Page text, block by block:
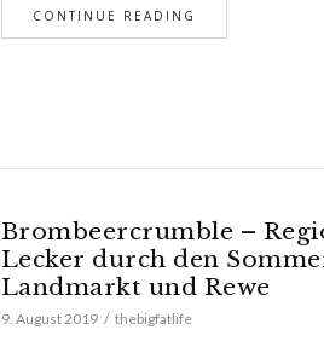
CONTINUE READING
Brombeercrumble –
Lecker durch den
Landmarkt und Rewe
9. August 2019 thebigfatlife